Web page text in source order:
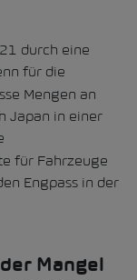
durch eine
für die
Mengen an
Japan in einer
für Fahrzeuge
Engpass in der
Mangel